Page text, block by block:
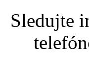
Sledujte